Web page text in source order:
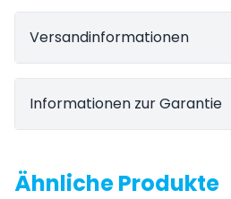
Versandinformationen
Informationen zur Garantie
Ähnliche Produkte